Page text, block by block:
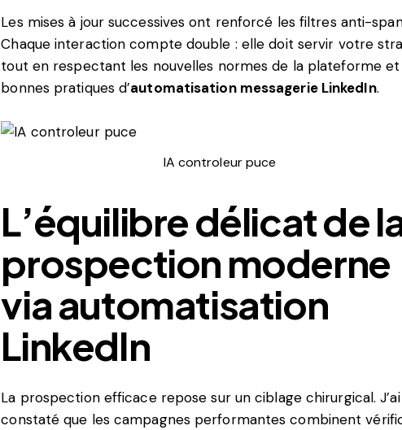
Les mises à jour successives ont renforcé les filtres anti-
Chaque interaction compte double : elle doit servir votre
tout en respectant les nouvelles normes de la plateforme et
bonnes pratiques d’automatisation messagerie LinkedIn.
IA controleur puce
L’équilibre délicat de
prospection moderne
via automatisation
LinkedIn
La prospection efficace repose sur un ciblage chirurgical. J’ai
constaté que les campagnes performantes combinent